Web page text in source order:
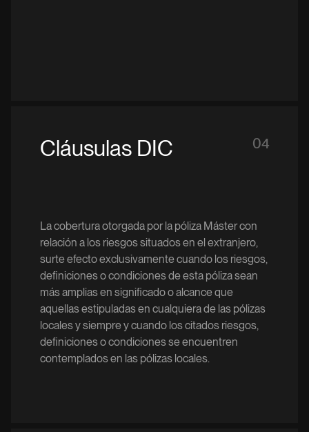
Cláusulas DIC 04
La cobertura otorgada por la póliza Máster con
relación a los riesgos situados en el extranjero,
surte efecto exclusivamente cuando los riesgos,
definiciones o condiciones de esta póliza sean
más amplias en significado o alcance que
aquellas estipuladas en cualquiera de las pólizas
locales y siempre y cuando los citados riesgos,
definiciones o condiciones se encuentren
contemplados en las pólizas locales.